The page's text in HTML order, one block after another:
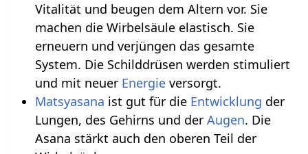
Vitalität und beugen dem Altern vor. Sie
machen die Wirbelsäule elastisch. Sie
erneuern und verjüngen das gesamte
System. Die Schilddrüsen werden stimuliert
und mit neuer Energieversorgt.
Matsyasana ist gut für die Entwicklung der
Lungen, des Gehirns und der Augen. Die
Asana stärkt auch den oberen Teil der